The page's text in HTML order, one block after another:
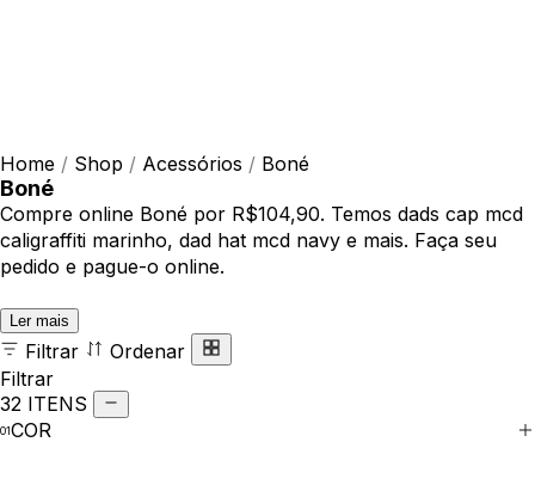
Home / Shop / Acessórios / Boné
Boné
Compre online Boné por R$104,90. Temos dads cap mcd
caligraffiti marinho, dad hat mcd navy e mais. Faça seu
pedido e pague-o online.
Ler mais
Filtrar
Ordenar
Filtrar
32 ITENS
COR